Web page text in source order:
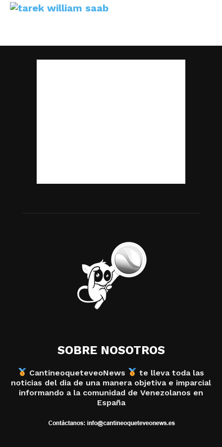
SOBRE NOSOTROS
CantineoqueteveoNews
te lleva toda las
noticias del dia de una manera objetiva e imparcial
informando a la comunidad de Venezolanos en
España